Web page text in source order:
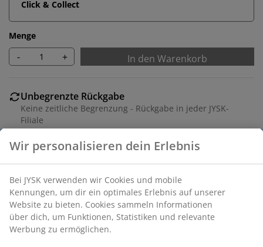
Click & Collect
Menge
- + In den Warenkorb
Unbegrenzte Rückgabe
Keine zeitliche Begrenzung - Rückgabe in jeder JYSK-
Filiale
Preisgarantie
30 Tage Preisgarantie auf alle Artikel
Schnelle und einfache Lieferung nach deiner Wahl
Dekorfolie. B115 x H107 x T30 cm
Wir personalisieren dein Erlebnis
Bei JYSK verwenden wir Cookies und mobile
Kennungen, um dir ein optimales Erlebnis auf unserer
Website zu bieten. Cookies sammeln Informationen
über dich, um Funktionen, Statistiken und relevante
Werbung zu ermöglichen.